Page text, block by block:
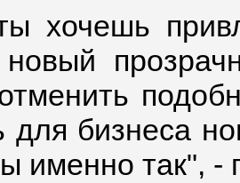
хочешь
новый
для бизнеса
именно так", -